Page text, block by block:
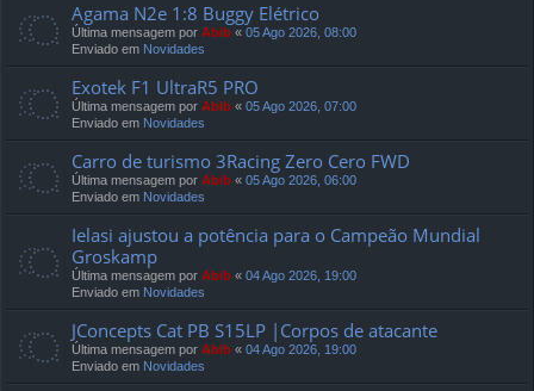
Agama N2e 1:8 Buggy Elétrico
Última mensagem por Abib « 05 Ago 2026, 08:00
Enviado em Novidades
Exotek F1 UltraR5 PRO
Última mensagem por Abib « 05 Ago 2026, 07:00
Enviado em Novidades
Carro de turismo 3Racing Zero Cero FWD
Última mensagem por Abib « 05 Ago 2026, 06:00
Enviado em Novidades
Ielasi ajustou a potência para o Campeão Mundial
Groskamp
Última mensagem por Abib « 04 Ago 2026, 19:00
Enviado em Novidades
JConcepts Cat PB S15LP |Corpos de atacante
Última mensagem por Abib « 04 Ago 2026, 19:00
Enviado em Novidades